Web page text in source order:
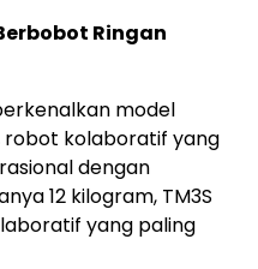
Ringan
model
robot kolaboratif yang
dengan
12 kilogram, TM3S
yang paling